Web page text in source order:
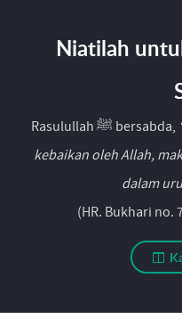
Niatilah
Rasulullah ﷺ bersabda,
kebaikan oleh Allah,
dalam
(HR. Bukhari no.